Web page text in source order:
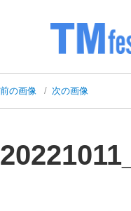
前の画像 次の画像